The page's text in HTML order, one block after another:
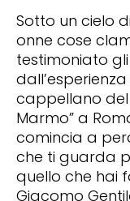
Sotto un cielo
onne cose
testimoniato
cappellano del
Marmo” a
comincia a
che ti guarda
quello che hai
Giacomo